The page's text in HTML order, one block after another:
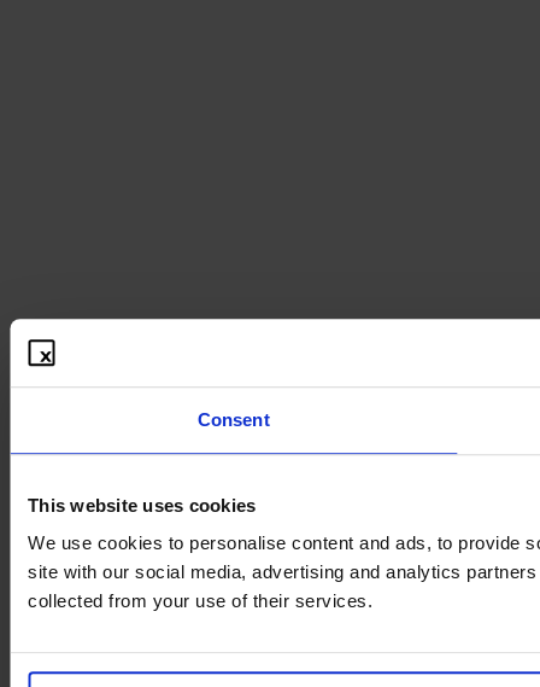
Consent
This website uses cookies
We use cookies to personalise content and ads, to provide
site with our social media, advertising and analytics
collected from your use of their services.